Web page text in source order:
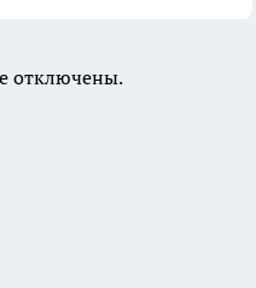
отключены.